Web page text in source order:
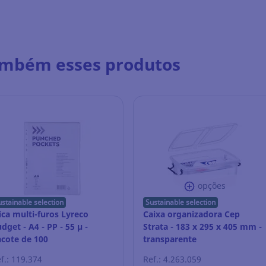
esses produtos
selection
multi-furos Lyreco
- A4 - PP - 55 µ -
de 100
119.374
opções
Sustainable selection
Caixa organizadora Cep
Strata - 183 x 295 x 405 mm -
transparente
Ref.: 4.263.059